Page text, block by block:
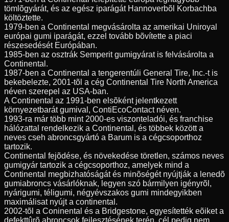
tömlõgyárát, és az egész iparágát Hannoverbõl Korbachba
költöztette.
1979-ben a Continental megvásárolta az amerikai Uniroyal
európai gumi iparágát, ezzel tovább bõvítette a piaci
részesedését Európában.
1985-ben az osztrák Semperit gumigyárat is felvásárolta a
Continental.
1987-ben a Continental a tengerentúli General Tire, Inc.-t is
bekebelezte, 2001-tõl a cég Continental Tire North America
néven szerepel az USA-ban.
A Continental az 1991-ben elsõként jelentkezett
környezetbarát gumival, ContiEcoContact néven.
1993-ra már több mint 2000-es viszonteladói, és franchise
hálózattal rendelkezik a Continental, és többek között a
neves cseh abroncsgyártó a Barum is a cégcsoporthoz
tartozik.
Continental fejõdése, és növekedése töretlen, számos neves
gumigyár tartozik a cégcsoporthoz, amelyek mind a
Continental megbizhatóságát és minõségét nyújtják a lenedõ
gumiabroncs vásárlóknak, legyen szó bármilyen igényrõl,
nyárigumi, téligumi, négyévszakos gumi mindegyikben
maximálisat nyújt a continental.
2002-tõl a Coninental és a Bridgestone, egyesítették eõiket a